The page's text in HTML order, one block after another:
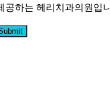
하는 헤리치과의원입